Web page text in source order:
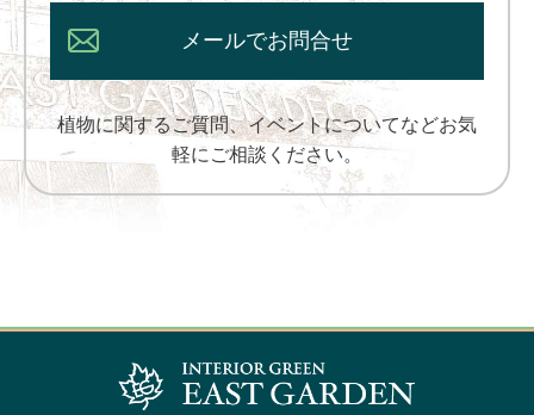
メールでお問合せ
植物に関するご質問、イベントについてなどお気
軽にご相談ください。